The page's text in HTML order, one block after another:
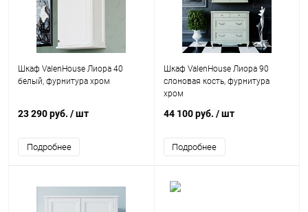
Шкаф ValenHouse Лиора 40
белый, фурнитура хром
23 290 руб. / шт
Подробнее
Шкаф ValenHouse Лиора 90
слоновая кость, фурнитура
хром
44 100 руб. / шт
Подробнее